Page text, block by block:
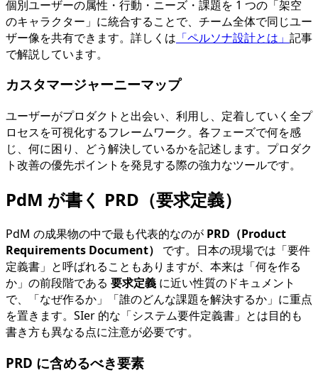
個別ユーザーの属性・行動・ニーズ・課題を 1 つの「架空
のキャラクター」に統合することで、チーム全体で同じユー
ザー像を共有できます。詳しくは 「ペルソナ設計とは」 記事
で解説しています。
カスタマージャーニーマップ
ユーザーがプロダクトと出会い、利用し、定着していく全プ
ロセスを可視化するフレームワーク。各フェーズで何を感
じ、何に困り、どう解決しているかを記述します。プロダク
ト改善の優先ポイントを発見する際の強力なツールです。
PdM が書く PRD（要求定義）
PdM の成果物の中で最も代表的なのが PRD（Product
Requirements Document）
です。日本の現場では「要件
定義書」と呼ばれることもありますが、本来は「何を作る
か」の前段階である 要求定義 に近い性質のドキュメント
で、「なぜ作るか」「誰のどんな課題を解決するか」に重点
を置きます。SIer 的な「システム要件定義書」とは目的も
書き方も異なる点に注意が必要です。
PRD に含めるべき要素